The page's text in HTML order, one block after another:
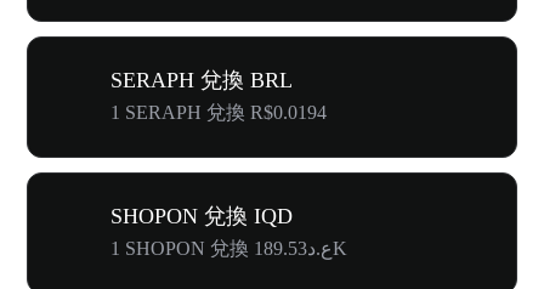
SERAPH 兌換 BRL
1 SERAPH 兌換 R$0.0194
SHOPON 兌換 IQD
1 SHOPON 兌換 ع.د189.53K